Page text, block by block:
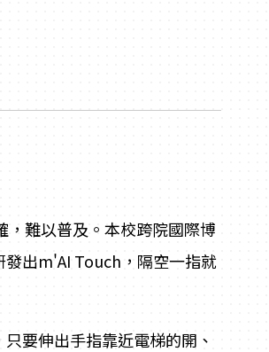
，難以普及。本校跨院國際博
發出m'AI Touch，隔空一指就
要伸出手指靠近電梯的開、